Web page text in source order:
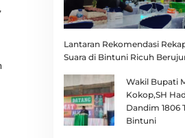
Lantaran Rekomendasi
Suara di Bintuni Ricuh
Wakil Bupati
Kokop,SH
Dandim 1806
Bintuni